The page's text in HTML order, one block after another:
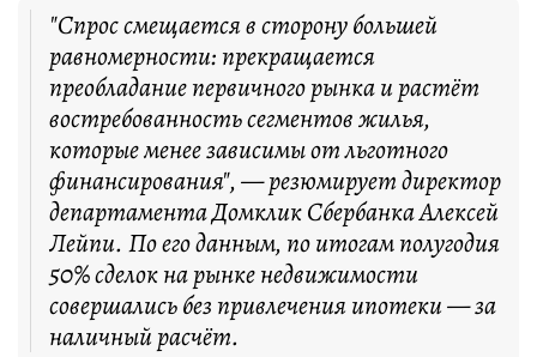
"Спрос смещается в сторону большей
равномерности: прекращается
преобладание первичного рынка и растёт
востребованность сегментов жилья,
которые менее зависимы от льготного
финансирования", — резюмирует директор
департамента Домклик Сбербанка Алексей
Лейпи. По его данным, по итогам полугодия
50% сделок на рынке недвижимости
совершались без привлечения ипотеки — за
наличный расчёт.